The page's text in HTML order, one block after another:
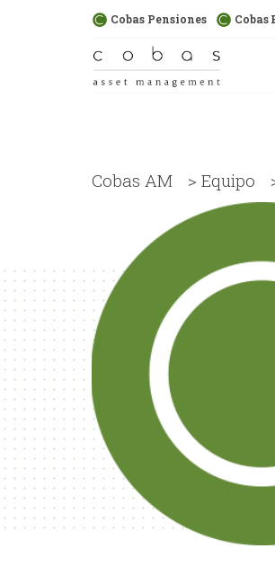
Cobas Pensiones Cobas
Cobas AM > Equipo